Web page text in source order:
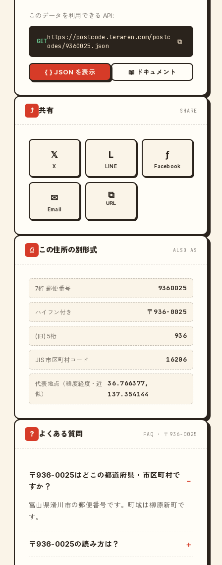
このデータを利用できる API:
GET
https://postcode.teraren.com/postc
odes/9360025.json
⧉
{ } JSON を表示 📖 ドキュメント
⤴ 共有 SHARE
𝕏
X
L
LINE
ƒ
Facebook
✉
Email
⧉
URL
⎙ この住所の別形式 ALSO AS
7桁 郵便番号 9360025
ハイフン付き 〒936-0025
(旧) 5桁 936
JIS 市区町村コード 16206
代表地点（緯度経度・近
似）
36.766377,
137.354144
? よくある質問 FAQ · 〒936-0025
〒936-0025はどこの都道府県・市区町村で
すか？
富山県滑川市の郵便番号です。町域は柳原新町で
す。
〒936-0025の読み方は？